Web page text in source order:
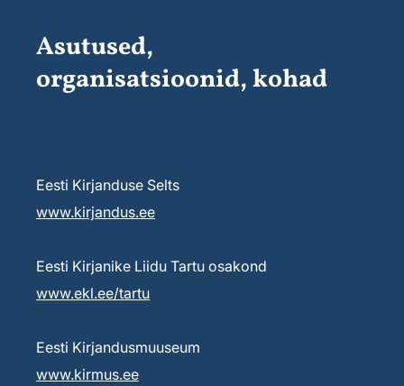
Asutused,
organisatsioonid, kohad
Eesti Kirjanduse Selts
www.kirjandus.ee
Eesti Kirjanike Liidu Tartu osakond
www.ekl.ee/tartu
Eesti Kirjandusmuuseum
www.kirmus.ee